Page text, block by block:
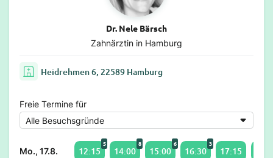
Dr. Nele Bärsch
Zahnärztin in Hamburg
Heidrehmen 6, 22589 Hamburg
Freie Termine für
Mo., 17.8. 12:15
5
14:00
8
15:00
6
16:30
3
17:15